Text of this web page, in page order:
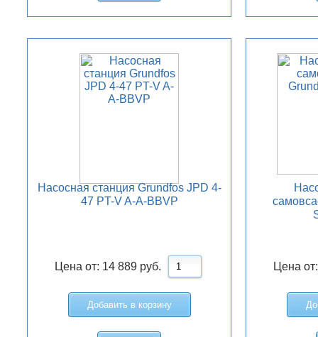
Насосная станция Grundfos JPD 4-
47 PT-V A-A-BBVP
Цена от: 14 889 руб.
Добавить в корзину
Цена